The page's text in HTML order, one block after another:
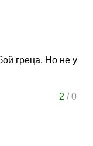
греца. Но не у
2 /0